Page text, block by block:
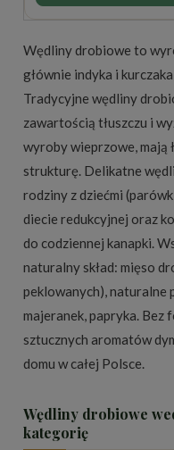
Wędliny drobiowe to
głównie indyka i
Tradycyjne wędliny
zawartością tłuszczu i
wyroby wieprzowe, mają
strukturę. Delikatne
rodziny z dziećmi
diecie redukcyjnej oraz
do codziennej kanapki.
naturalny skład: mięso
peklowanych), naturalne
majeranek, papryka.
sztucznych aromatów
domu w całej Polsce.
Wędliny drobiowe
kategorię